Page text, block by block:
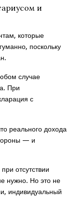
и
которые
поскольку
случае
При
с
реального дохода
— и
отсутствии
нужно. Но это не
индивидуальный